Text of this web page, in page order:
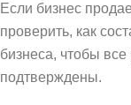
Если бизнес
проверить, как
бизнеса, чтобы
подтверждены.